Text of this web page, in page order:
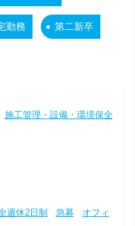
勤務 第二新卒
施工管理・設備・環境保全
週休2日制 急募
オフィ